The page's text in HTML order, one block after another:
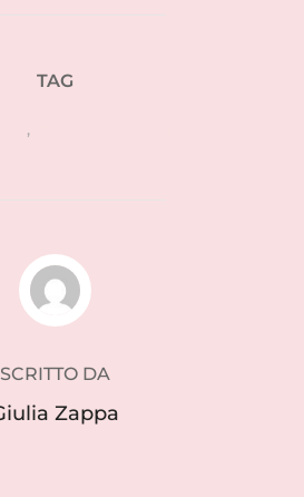
TAG
,
DELL'ARTICOLO
SCRITTO DA
Zappa